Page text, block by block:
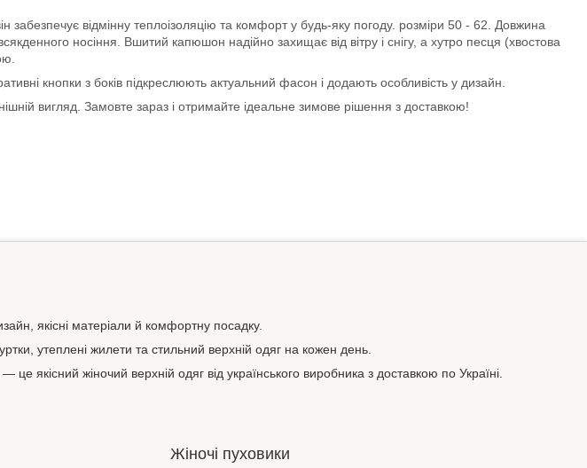
забезпечує відмінну теплоізоляцію та комфорт у будь-яку погоду. розміри 50 - 62. Довжина
носіння. Вшитий капюшон надійно захищає від вітру і снігу, а хутро песця (хвостова
кнопки з боків підкреслюють актуальний фасон і додають особливість у дизайн.
вигляд. Замовте зараз і отримайте ідеальне зимове рішення з доставкою!
якісні матеріали й комфортну посадку.
утеплені жилети та стильний верхній одяг на кожен день.
якісний жіночий верхній одяг від українського виробника з доставкою по Україні.
Жіночі пуховики